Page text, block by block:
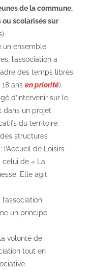
de la commune,
scolarisés sur
un ensemble
l’association a
des temps libres
ans en priorité).
d’intervenir sur le
dans un projet
du territoire.
des structures
de Loisirs
celui de « La
Elle agit
un principe
volonté de :
tout en